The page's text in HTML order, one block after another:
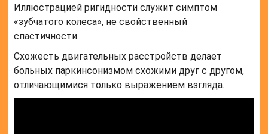
Иллюстрацией ригидности служит симптом
«зубчатого колеса», не свойственный
спастичности.
Схожесть двигательных расстройств делает
больных паркинсонизмом схожими друг с другом,
отличающимися только выражением взгляда.